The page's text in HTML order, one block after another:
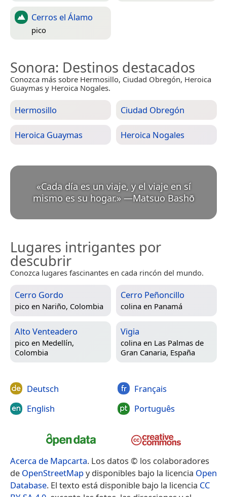
Cerros el Álamo
pico
Sonora: Destinos destacados
Conozca más sobre Hermosillo, Ciudad Obregón, Heroica
Guaymas y Heroica Nogales.
Hermosillo Ciudad Obregón
Heroica Guaymas Heroica Nogales
«Cada día es un viaje, y el viaje en sí
mismo es su hogar.» —Matsuo Bashō
Lugares intrigantes por
descubrir
Conozca lugares fascinantes en cada rincón del mundo.
Cerro Gordo
pico en Nariño, Colombia
Cerro Peñoncillo
colina en Panamá
Alto Venteadero
pico en Medellín,
Colombia
Vigia
colina en Las Palmas de
Gran Canaria, España
Deutsch
English
Français
Português
Acerca de Mapcarta. Los datos © los colaboradores
de OpenStreetMapy disponibles bajo la licencia Open
Database. El texto está disponible bajo la licencia CC